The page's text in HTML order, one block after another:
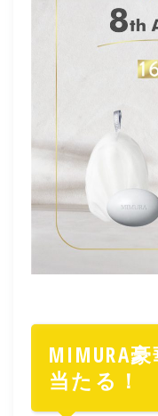
MIMURA
当たる！